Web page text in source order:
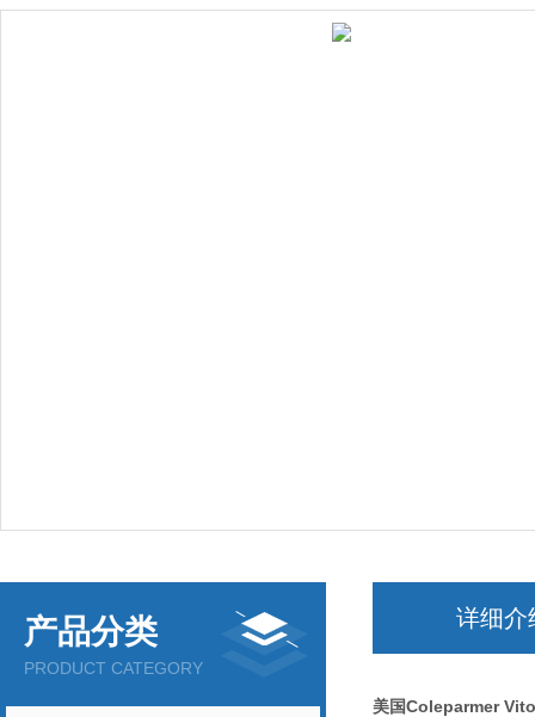
产品分类
PRODUCT CATEGORY
详细介
美国Coleparmer